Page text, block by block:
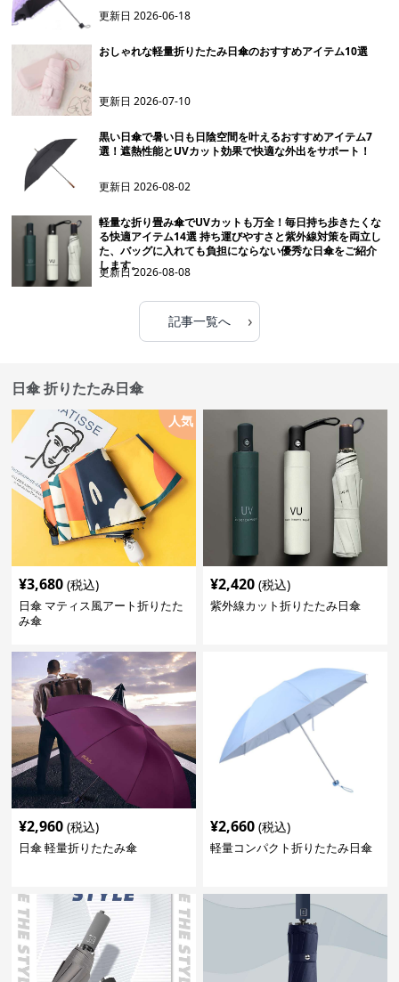
更新日2026-06-18
おしゃれな軽量折りたたみ日傘のおすすめアイテム10選
更新日2026-07-10
黒い日傘で暑い日も日陰空間を叶えるおすすめアイテム7
選！遮熱性能とUVカット効果で快適な外出をサポート！
更新日2026-08-02
軽量な折り畳み傘でUVカットも万全！毎日持ち歩きたくな
る快適アイテム14選 持ち運びやすさと紫外線対策を両立し
た、バッグに入れても負担にならない優秀な日傘をご紹介
します。
更新日2026-08-08
記事一覧へ ›
日傘 折りたたみ日傘
人気
¥3,680 (税込)
日傘 マティス風アート折りたた
み傘
¥2,420 (税込)
紫外線カット折りたたみ日傘
¥2,960 (税込)
日傘 軽量折りたたみ傘
¥2,660 (税込)
軽量コンパクト折りたたみ日傘